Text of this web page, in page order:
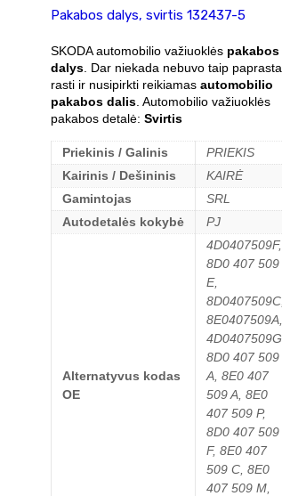
Pakabos dalys, svirtis 132437-5
SKODA automobilio važiuoklės pakabos
dalys . Dar niekada nebuvo taip paprasta
rasti ir nusipirkti reikiamas automobilio
pakabos dalis . Automobilio važiuoklės
pakabos detalė: Svirtis
Priekinis / Galinis
PRIEKIS
Kairinis / Dešininis
KAIRĖ
Gamintojas
SRL
Autodetalės kokybė
PJ
Alternatyvus kodas
OE
4D0407509F,
8D0 407 509
E,
8D0407509C,
8E0407509A,
4D0407509G,
8D0 407 509
A, 8E0 407
509 A, 8E0
407 509 P,
8D0 407 509
F, 8E0 407
509 C, 8E0
407 509 M,